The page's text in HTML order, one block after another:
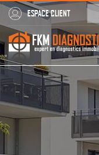
ESPACE CLIENT